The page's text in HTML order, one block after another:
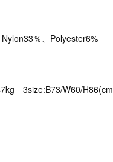
％、Polyester6%
3size:B73/W60/